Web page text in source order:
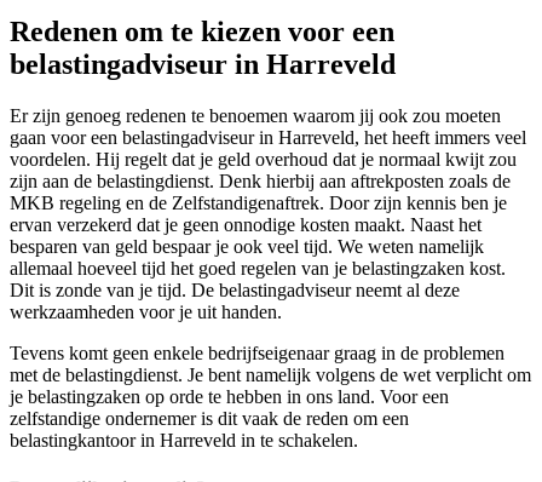
Redenen om te kiezen voor een
belastingadviseur in Harreveld
Er zijn genoeg redenen te benoemen waarom jij ook zou moeten
gaan voor een belastingadviseur in Harreveld, het heeft immers veel
voordelen. Hij regelt dat je geld overhoud dat je normaal kwijt zou
zijn aan de belastingdienst. Denk hierbij aan aftrekposten zoals de
MKB regeling en de Zelfstandigenaftrek. Door zijn kennis ben je
ervan verzekerd dat je geen onnodige kosten maakt. Naast het
besparen van geld bespaar je ook veel tijd. We weten namelijk
allemaal hoeveel tijd het goed regelen van je belastingzaken kost.
Dit is zonde van je tijd. De belastingadviseur neemt al deze
werkzaamheden voor je uit handen.
Tevens komt geen enkele bedrijfseigenaar graag in de problemen
met de belastingdienst. Je bent namelijk volgens de wet verplicht om
je belastingzaken op orde te hebben in ons land. Voor een
zelfstandige ondernemer is dit vaak de reden om een
belastingkantoor in Harreveld in te schakelen.